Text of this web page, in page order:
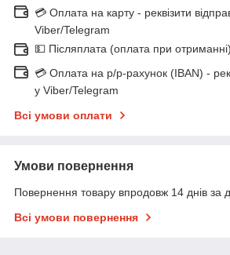
💳 Оплата на карту - реквізити
Viber/Telegram
💵 Післяплата (оплата при отриманні)
💳 Оплата на р/р-рахунок (IBAN) -
у Viber/Telegram
Всі умови оплати
Умови повернення
Повернення товару впродовж 14 днів за
Всі умови повернення